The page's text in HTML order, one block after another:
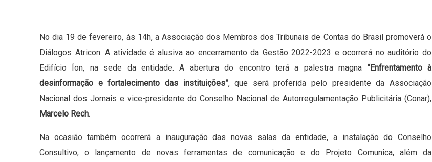
No dia 19 de fevereiro, às 14h, a Associação dos Membros dos Tribunais de Contas do Brasil promoverá o
Diálogos Atricon. A atividade é alusiva ao encerramento da Gestão 2022-2023 e ocorrerá no auditório do
Edifício Íon, na sede da entidade. A abertura do encontro terá a palestra magna “Enfrentamento à
desinformação e fortalecimento das instituições”, que será proferida pelo presidente da Associação
Nacional dos Jornais e vice-presidente do Conselho Nacional de Autorregulamentação Publicitária (Conar),
Marcelo Rech.
Na ocasião também ocorrerá a inauguração das novas salas da entidade, a instalação do Conselho
Consultivo, o lançamento de novas ferramentas de comunicação e do Projeto Comunica, além da